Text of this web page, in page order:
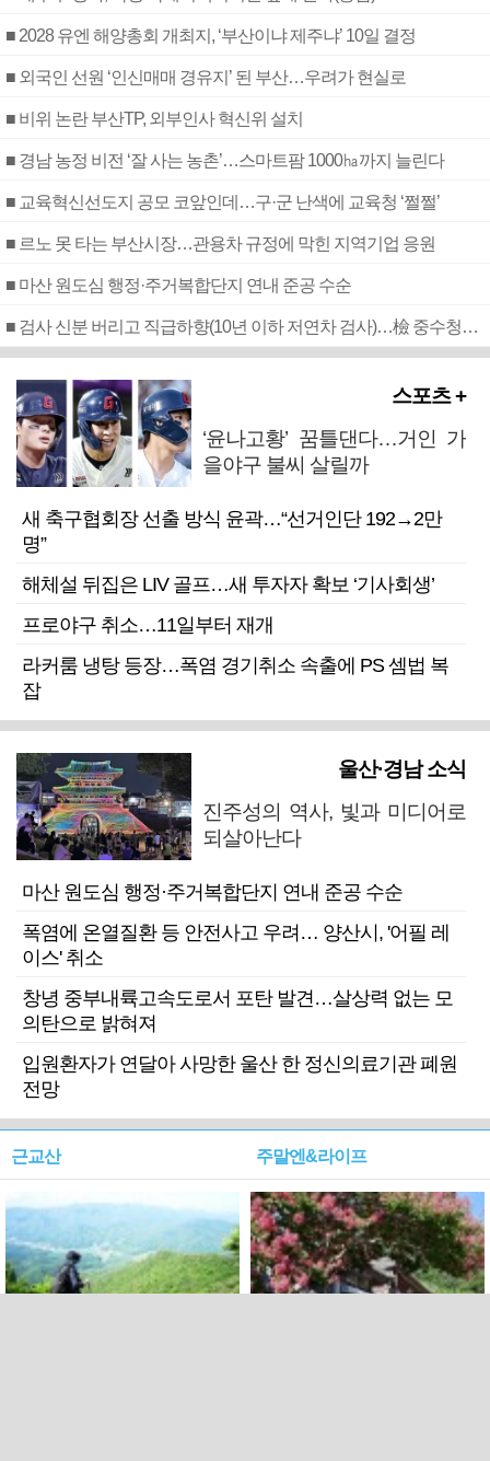
■ 2028 유엔 해양총회 개최지, ‘부산이냐 제주냐’ 10일 결정
■ 외국인 선원 ‘인신매매 경유지’ 된 부산…우려가 현실로
■ 비위 논란 부산TP, 외부인사 혁신위 설치
■ 경남 농정 비전 ‘잘 사는 농촌’…스마트팜 1000㏊까지 늘린다
■ 교육혁신선도지 공모 코앞인데…구·군 난색에 교육청 ‘쩔쩔’
■ 르노 못 타는 부산시장…관용차 규정에 막힌 지역기업 응원
■ 마산 원도심 행정·주거복합단지 연내 준공 수순
■ 검사 신분 버리고 직급하향(10년 이하 저연차 검사)…檢 중수청행 기피
스포츠 +
‘윤나고황’ 꿈틀댄다…거인 가
을야구 불씨 살릴까
새 축구협회장 선출 방식 윤곽…“선거인단 192→2만
명”
해체설 뒤집은 LIV 골프…새 투자자 확보 ‘기사회생’
프로야구 취소…11일부터 재개
라커룸 냉탕 등장…폭염 경기취소 속출에 PS 셈법 복
잡
울산·경남 소식
진주성의 역사, 빛과 미디어로
되살아난다
마산 원도심 행정·주거복합단지 연내 준공 수순
폭염에 온열질환 등 안전사고 우려… 양산시, '어필 레
이스' 취소
창녕 중부내륙고속도로서 포탄 발견…살상력 없는 모
의탄으로 밝혀져
입원환자가 연달아 사망한 울산 한 정신의료기관 폐원
전망
근교산 주말엔&라이프